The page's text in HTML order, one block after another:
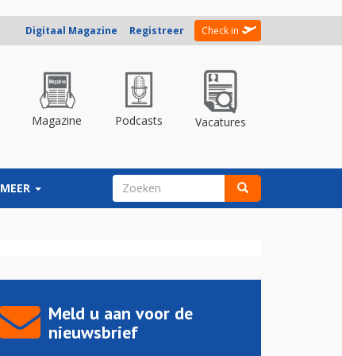
Digitaal Magazine Registreer Check in
Magazine Podcasts Vacatures
MEER ZOEKVELD
Meld u aan voor de
nieuwsbrief